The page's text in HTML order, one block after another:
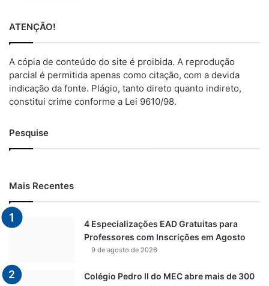
ATENÇÃO!
A cópia de conteúdo do site é proibida. A reprodução
parcial é permitida apenas como citação, com a devida
indicação da fonte. Plágio, tanto direto quanto indireto,
constitui crime conforme a Lei 9610/98.
Pesquise
Mais Recentes
4 Especializações EAD Gratuitas para
Professores com Inscrições em Agosto
9 de agosto de 2026
Colégio Pedro II do MEC abre mais de 300